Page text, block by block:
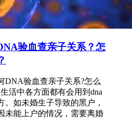
验血查亲子关系？怎
验血查亲子关系?怎么
活中各方面都有会用到dna
。如未婚生子导致的黑户，
未能上户的情况，需要离婚